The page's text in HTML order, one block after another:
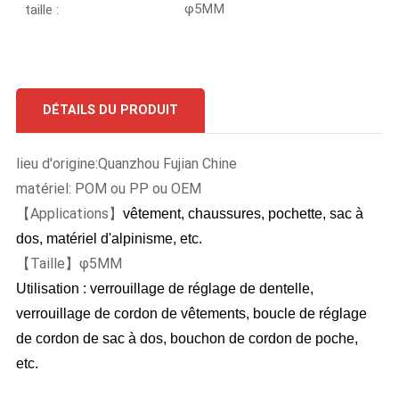
taille : φ5MM
DÉTAILS DU PRODUIT
lieu d'origine:Quanzhou Fujian Chine
matériel: POM ou PP ou OEM
【Applications】 vêtement, chaussures, pochette, sac à
dos, matériel d'alpinisme, etc.
【Taille】φ5MM
Utilisation : verrouillage de réglage de dentelle,
verrouillage de cordon de vêtements, boucle de réglage
de cordon de sac à dos, bouchon de cordon de poche,
etc.